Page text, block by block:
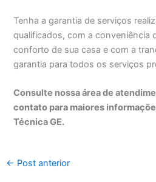
Tenha a garantia de serviços
qualificados, com a conveniência
conforto de sua casa e com a
garantia para todos os serviços
Consulte nossa área de
contato para maiores
Técnica GE.
← Post anterior